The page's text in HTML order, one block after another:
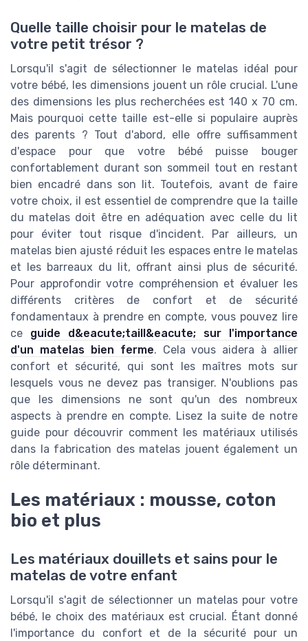
Quelle taille choisir pour le matelas de
votre petit trésor ?
Lorsqu'il s'agit de sélectionner le matelas idéal pour
votre bébé, les dimensions jouent un rôle crucial. L'une
des dimensions les plus recherchées est 140 x 70 cm.
Mais pourquoi cette taille est-elle si populaire auprès
des parents ? Tout d'abord, elle offre suffisamment
d'espace pour que votre bébé puisse bouger
confortablement durant son sommeil tout en restant
bien encadré dans son lit. Toutefois, avant de faire
votre choix, il est essentiel de comprendre que la taille
du matelas doit être en adéquation avec celle du lit
pour éviter tout risque d'incident. Par ailleurs, un
matelas bien ajusté réduit les espaces entre le matelas
et les barreaux du lit, offrant ainsi plus de sécurité.
Pour approfondir votre compréhension et évaluer les
différents critères de confort et de sécurité
fondamentaux à prendre en compte, vous pouvez lire
ce guide d&eacute;taill&eacute; sur l'importance
d'un matelas bien ferme. Cela vous aidera à allier
confort et sécurité, qui sont les maîtres mots sur
lesquels vous ne devez pas transiger. N'oublions pas
que les dimensions ne sont qu'un des nombreux
aspects à prendre en compte. Lisez la suite de notre
guide pour découvrir comment les matériaux utilisés
dans la fabrication des matelas jouent également un
rôle déterminant.
Les matériaux : mousse, coton
bio et plus
Les matériaux douillets et sains pour le
matelas de votre enfant
Lorsqu'il s'agit de sélectionner un matelas pour votre
bébé, le choix des matériaux est crucial. Étant donné
l'importance du confort et de la sécurité pour un